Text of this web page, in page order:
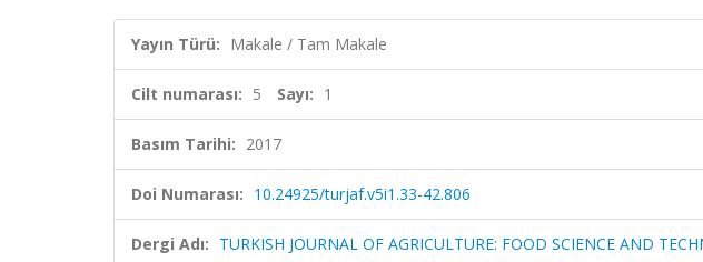
Yayın Türü: Makale / Tam Makale
Cilt numarası: 5 Sayı: 1
Basım Tarihi: 2017
Doi Numarası: 10.24925/turjaf.v5i1.33-42.806
Dergi Adı: TURKISH JOURNAL OF AGRICULTURE: FOOD SCIENCE AND